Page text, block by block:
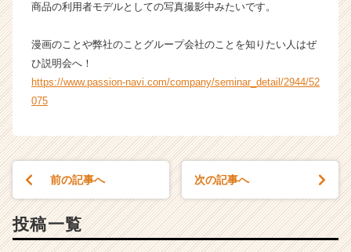
商品の利用者モデルとしての写真撮影中みたいです。
漫画のことや弊社のことグループ会社のことを知りたい人はぜ
ひ説明会へ！
https://www.passion-navi.com/company/seminar_detail/2944/52
075
前の記事へ 次の記事へ
投稿一覧